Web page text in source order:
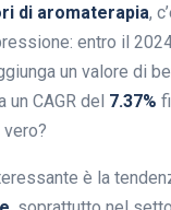
di aromaterapia,
entro il
un valore di
un CAGR del 7.37%
vero?
è la